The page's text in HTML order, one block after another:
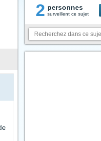
2 personnes
surveillent ce sujet